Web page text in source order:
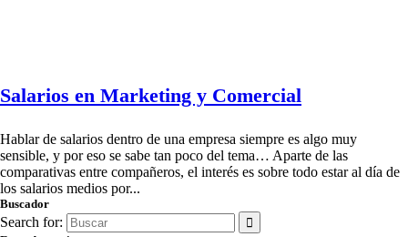
Salarios en Marketing y Comercial
Hablar de salarios dentro de una empresa siempre es algo muy
sensible, y por eso se sabe tan poco del tema… Aparte de las
comparativas entre compañeros, el interés es sobre todo estar al día de
los salarios medios por...
Buscador
Search for: